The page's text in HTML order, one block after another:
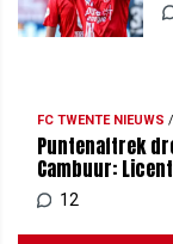
FC TWENTE NIEUWS /
Puntenaftrek
Cambuur:
12